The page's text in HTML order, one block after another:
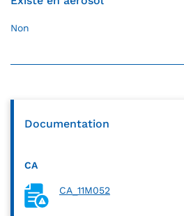
Non
Documentation
CA
CA_11M052